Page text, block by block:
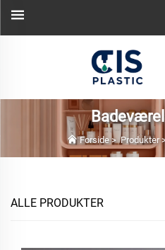
Forside>Produkter
ALLE PRODUKTER